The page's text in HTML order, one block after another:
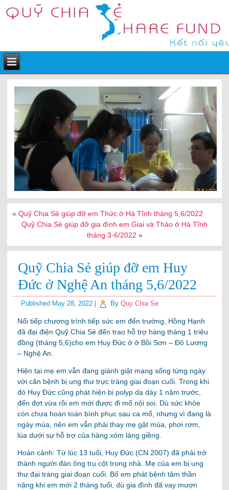
«Quỹ Chia Sẻ giúp đỡ em Thức ở Hà Tĩnh tháng 5,6/2022
Quỹ Chia Sẻ giúp đỡ gia đình em Giai và Thảo ở Hà Tĩnh
tháng 3-6/2022 »
Quỹ Chia Sẻ giúp đỡ em Huy
Đức ở Nghệ An tháng 5,6/2022
Published May 28, 2022 By Quy Chia Se
Nối tiếp chương trình tiếp sức em đến trường, Hồng Hạnh
đã đại điện Quỹ Chia Sẻ đến trao hỗ trợ hàng tháng 1 triệu
đồng (tháng 5,6)cho em Huy Đức ở ở Bồi Sơn – Đô Lương
– Nghệ An.
Hiện tại mẹ em vẫn đang giành giật mạng sống từng ngày
với căn bệnh bị ung thư trực tràng giai đoạn cuối. Trong khi
đó Huy Đức cũng phát hiện bị polyp dạ dày 1 năm trước,
đến đợt vừa rồi em mới được đi mổ nội soi. Dù sức khỏe
còn chưa hoàn toàn bình phục sau ca mổ, nhưng vì đang là
ngày mùa, nên em vẫn phải thay mẹ gặt mùa, phơi rơm,
lúa dưới sự hỗ trợ của hàng xóm láng giềng.
Hoàn cảnh: Từ lúc 13 tuổi, Huy Đức (CN 2007) đã phải trở
thành người đàn ông trụ cột trong nhà. Mẹ của em bị ung
thư đại tràng giai đoạn cuối. Bố em phát bệnh tâm thần
nặng khi em mới 2 tháng tuổi, dù gia đình đã vay mượn